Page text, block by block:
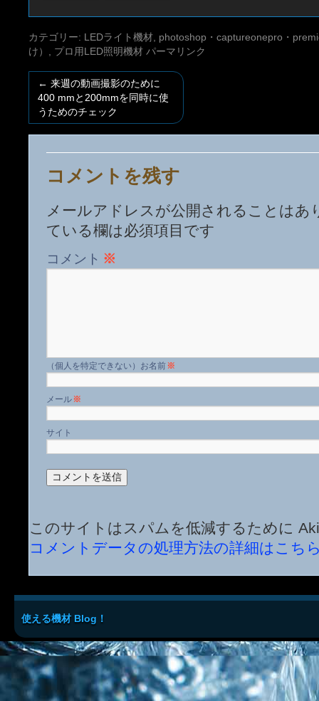
カテゴリー: LEDライト機材, photoshop・captureonepro・
け） , プロ用LED照明機材 パーマリンク
← 来週の動画撮影のために
400 mmと200mmを同時に使
うためのチェック
コメントを残す
メールアドレスが公開されることはあ
ている欄は必須項目です
コメント ※
名前※
メール※
サイト
このサイトはスパムを低減するために
コメントデータの処理方法の詳細はこち
使える機材 Blog！